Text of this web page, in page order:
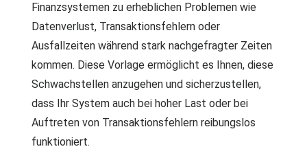
Finanzsystemen zu erheblichen Problemen wie
Datenverlust, Transaktionsfehlern oder
Ausfallzeiten während stark nachgefragter Zeiten
kommen. Diese Vorlage ermöglicht es Ihnen, diese
Schwachstellen anzugehen und sicherzustellen,
dass Ihr System auch bei hoher Last oder bei
Auftreten von Transaktionsfehlern reibungslos
funktioniert.